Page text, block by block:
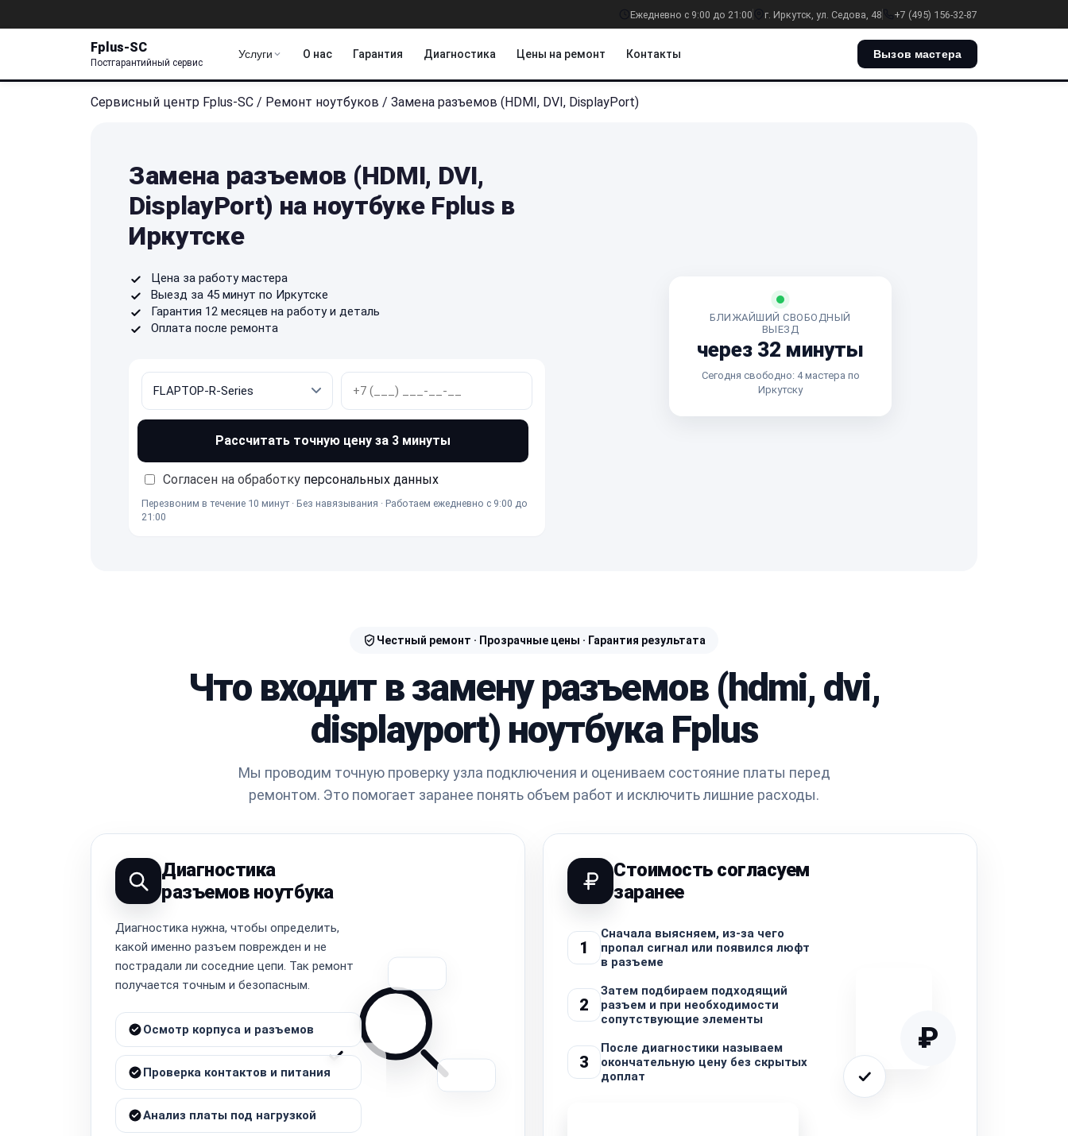
Ежедневно с 9:00 до 21:00 г. Иркутск, ул. Седова, 48 +7 (495) 156-32-87
Fplus-SC
Постгарантийный сервис
Услуги О нас Гарантия Диагностика Цены на ремонт Контакты Вызов мастера
Сервисный центр Fplus-SC / Ремонт ноутбуков / Замена разъемов (HDMI, DVI, DisplayPort)
Замена разъемов (HDMI, DVI,
DisplayPort) на ноутбуке Fplus в
Иркутске
Цена за работу мастера
Выезд за 45 минут по Иркутске
Гарантия 12 месяцев на работу и деталь
Оплата после ремонта
Рассчитать точную цену за 3 минуты
Согласен на обработку персональных данных
Перезвоним в течение 10 минут · Без навязывания · Работаем ежедневно с 9:00 до
21:00
БЛИЖАЙШИЙ СВОБОДНЫЙ
ВЫЕЗД
через 32 минуты
Сегодня свободно: 4 мастера по
Иркутску
Честный ремонт · Прозрачные цены · Гарантия результата
Что входит в замену разъемов (hdmi, dvi,
displayport) ноутбука Fplus
Мы проводим точную проверку узла подключения и оцениваем состояние платы перед
ремонтом. Это помогает заранее понять объем работ и исключить лишние расходы.
Диагностика
разъемов ноутбука
Диагностика нужна, чтобы определить,
какой именно разъем поврежден и не
пострадали ли соседние цепи. Так ремонт
получается точным и безопасным.
Осмотр корпуса и разъемов
Проверка контактов и питания
Анализ платы под нагрузкой
Стоимость согласуем
заранее
1
Сначала выясняем, из-за чего
пропал сигнал или появился люфт
в разъеме
2
Затем подбираем подходящий
разъем и при необходимости
сопутствующие элементы
3
После диагностики называем
окончательную цену без скрытых
доплат
₽